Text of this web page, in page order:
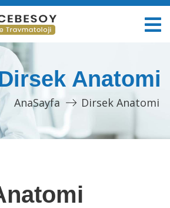
Anatomi
AnaSayfa Dirsek Anatomi